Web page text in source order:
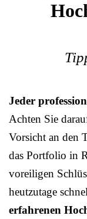
Jeder
Achten Sie
Vorsicht an den
das Portfolio in
voreiligen
heutzutage
erfahrenen